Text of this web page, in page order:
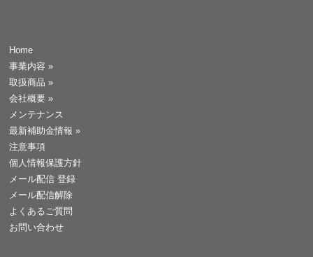
Home
事業内容 »
取扱商品 »
会社概要 »
メンテナンス
最新補助金情報 »
注意事項
個人情報保護方針
メール配信 登録
メール配信解除
よくあるご質問
お問い合わせ